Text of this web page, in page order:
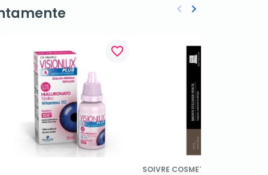
favorite_border
SOIVRE COSMETICS
Anterior
keyboard_arrow_left Siguiente
keyboard_arrow_right